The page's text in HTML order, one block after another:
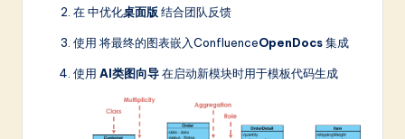
在 中优化桌面版结合团队反馈
使用 将最终的图表嵌入ConfluenceOpenDocs集成
使用 AI类图向导在启动新模块时用于模板代码生成